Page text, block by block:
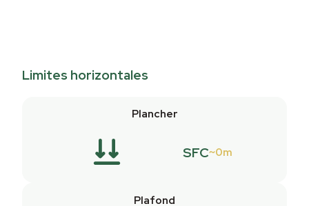
Limites horizontales
Plancher
SFC 0m
Plafond